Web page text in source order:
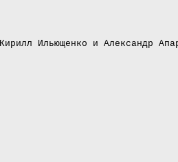
Ильющенко и Александр